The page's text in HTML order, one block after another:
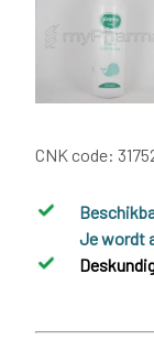
CNK code:
Je wordt